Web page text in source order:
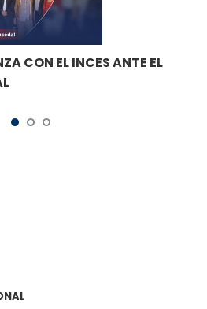
CON EL INCES ANTE EL